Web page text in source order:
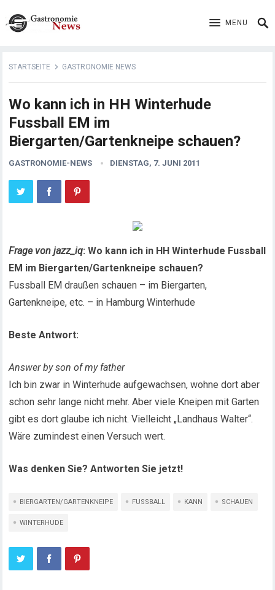
MENU
STARTSEITE GASTRONOMIE NEWS
Wo kann ich in HH Winterhude
Fussball EM im
Biergarten/Gartenkneipe schauen?
GASTRONOMIE-NEWS DIENSTAG, 7. JUNI 2011
Frage von jazz_iq: Wo kann ich in HH Winterhude Fussball
EM im Biergarten/Gartenkneipe schauen?
Fussball EM draußen schauen – im Biergarten,
Gartenkneipe, etc. – in Hamburg Winterhude
Beste Antwort:
Answer by son of my father
Ich bin zwar in Winterhude aufgewachsen, wohne dort aber
schon sehr lange nicht mehr. Aber viele Kneipen mit Garten
gibt es dort glaube ich nicht. Vielleicht „Landhaus Walter“.
Wäre zumindest einen Versuch wert.
Was denken Sie? Antworten Sie jetzt!
BIERGARTEN/GARTENKNEIPE FUSSBALL KANN SCHAUEN
WINTERHUDE